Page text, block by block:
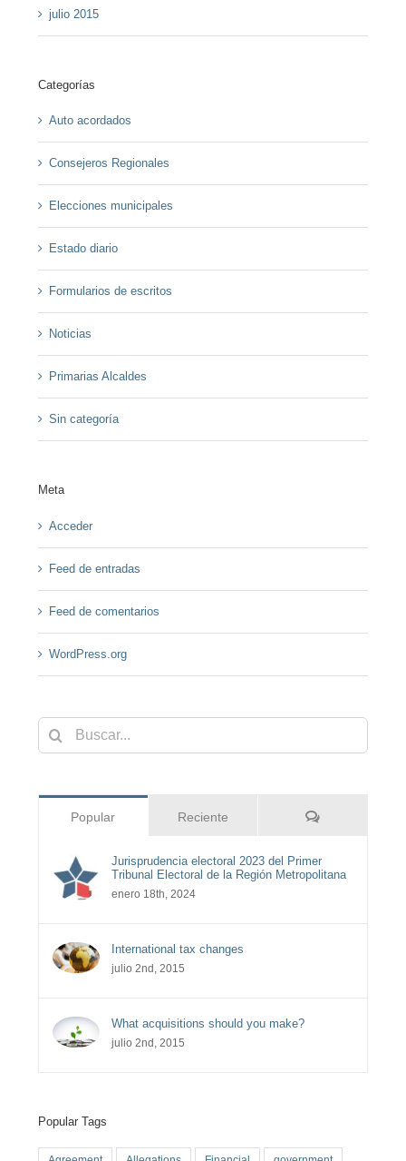
julio 2015
Categorías
Auto acordados
Consejeros Regionales
Elecciones municipales
Estado diario
Formularios de escritos
Noticias
Primarias Alcaldes
Sin categoría
Meta
Acceder
Feed de entradas
Feed de comentarios
WordPress.org
Buscar:
Popular Reciente Comentarios
Jurisprudencia electoral 2023 del Primer
Tribunal Electoral de la Región Metropolitana
enero 18th, 2024
International tax changes
julio 2nd, 2015
What acquisitions should you make?
julio 2nd, 2015
Popular Tags